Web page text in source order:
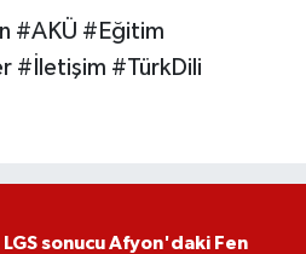
#AKÜ #Eğitim
#İletişim #TürkDili
LGS sonucu Afyon'daki Fen